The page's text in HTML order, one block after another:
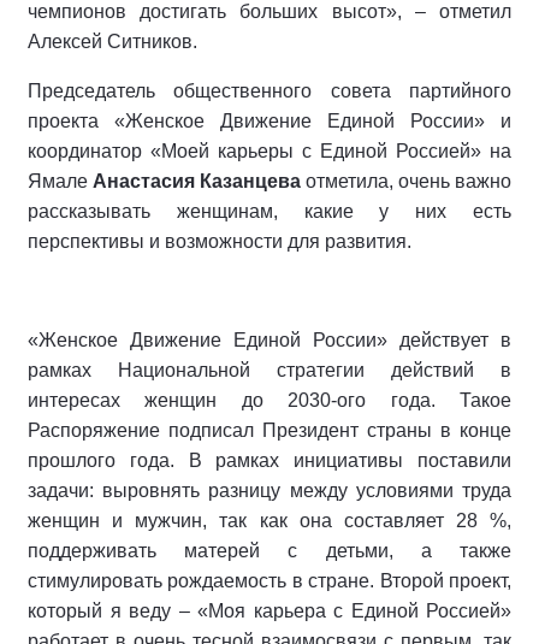
чемпионов достигать больших высот», – отметил
Алексей Ситников.
Председатель общественного совета партийного
проекта «Женское Движение Единой России» и
координатор «Моей карьеры с Единой Россией» на
Ямале Анастасия Казанцева отметила, очень важно
рассказывать женщинам, какие у них есть
перспективы и возможности для развития.
«Женское Движение Единой России» действует в
рамках Национальной стратегии действий в
интересах женщин до 2030-ого года. Такое
Распоряжение подписал Президент страны в конце
прошлого года. В рамках инициативы поставили
задачи: выровнять разницу между условиями труда
женщин и мужчин, так как она составляет 28 %,
поддерживать матерей с детьми, а также
стимулировать рождаемость в стране. Второй проект,
который я веду – «Моя карьера с Единой Россией»